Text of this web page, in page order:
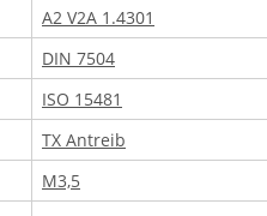
A2 V2A 1.4301
DIN 7504
ISO 15481
TX Antreib
M3,5